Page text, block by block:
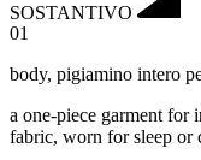
SOSTANTIVO
01
body, pigiamino intero
a one-piece garment for
fabric, worn for sleep or